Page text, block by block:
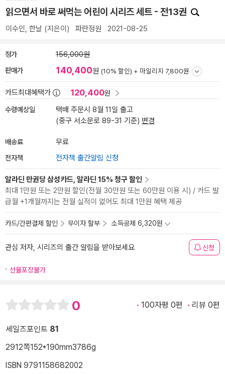
읽으면서 바로 써먹는 어린이 시리즈 세트 - 전13권
이수인, 한날 (지은이) 파란정원 2021-08-25
정가 156,000원
판매가 140,400원 (10% 할인) + 마일리지 7,800원
카드최대혜택가 120,400원
수령예상일
택배 주문시 8월 11일 출고
(중구 서소문로 89-31 기준) 변경
배송료 무료
전자책 전자책 출간알림 신청
알라딘 만권당 삼성카드, 알라딘 15% 청구 할인
최대 1만원 또는 2만원 할인(전월 30만원 또는 60만원 이용 시) / 카드 발
급월 +1개월까지는 전월 실적이 없어도 최대 1만원 혜택 제공
카드/간편결제 할인 무이자 할부 소득공제 6,320원
관심 저자, 시리즈의 출간 알림을 받아보세요 신청
선물포장불가
0 100자평 0편 리뷰 0편
세일즈포인트 81
2912쪽152*190mm3786g
ISBN 9791158682002